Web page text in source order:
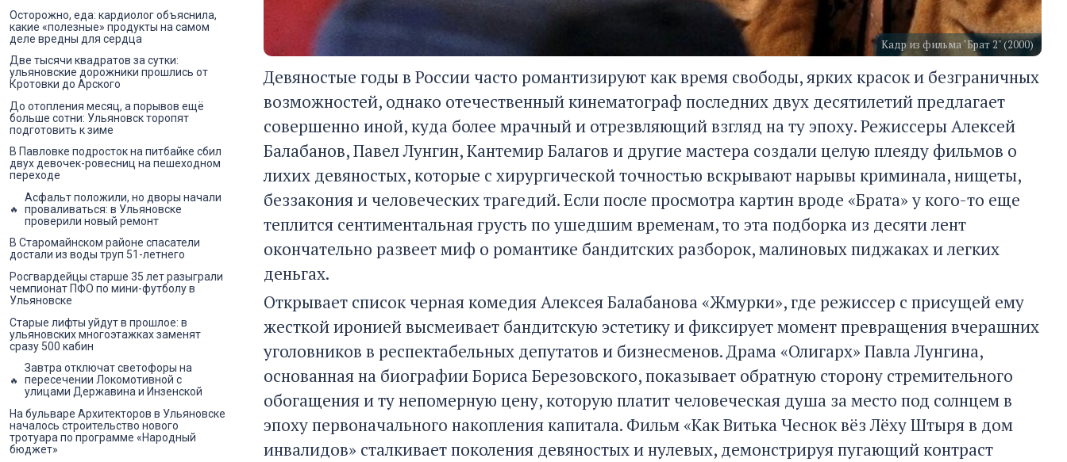
Кадр из фильма "Брат 2" (2000)
Девяностые годы в России часто романтизируют как время свободы, ярких красок и безграничных
возможностей, однако отечественный кинематограф последних двух десятилетий предлагает
совершенно иной, куда более мрачный и отрезвляющий взгляд на ту эпоху. Режиссеры Алексей
Балабанов, Павел Лунгин, Кантемир Балагов и другие мастера создали целую плеяду фильмов о
лихих девяностых, которые с хирургической точностью вскрывают нарывы криминала, нищеты,
беззакония и человеческих трагедий. Если после просмотра картин вроде «Брата» у кого-то еще
теплится сентиментальная грусть по ушедшим временам, то эта подборка из десяти лент
окончательно развеет миф о романтике бандитских разборок, малиновых пиджаках и легких
деньгах.
Открывает список черная комедия Алексея Балабанова «Жмурки», где режиссер с присущей ему
жесткой иронией высмеивает бандитскую эстетику и фиксирует момент превращения вчерашних
уголовников в респектабельных депутатов и бизнесменов. Драма «Олигарх» Павла Лунгина,
основанная на биографии Бориса Березовского, показывает обратную сторону стремительного
обогащения и ту непомерную цену, которую платит человеческая душа за место под солнцем в
эпоху первоначального накопления капитала. Фильм «Как Витька Чеснок вёз Лёху Штыря в дом
инвалидов» сталкивает поколения девяностых и нулевых, демонстрируя пугающий контраст
Осторожно, еда: кардиолог объяснила,
какие «полезные» продукты на самом
деле вредны для сердца
Две тысячи квадратов за сутки:
ульяновские дорожники прошлись от
Кротовки до Арского
До отопления месяц, а порывов ещё
больше сотни: Ульяновск торопят
подготовить к зиме
В Павловке подросток на питбайке сбил
двух девочек-ровесниц на пешеходном
переходе
Асфальт положили, но дворы начали
проваливаться: в Ульяновске
проверили новый ремонт
В Старомайнском районе спасатели
достали из воды труп 51-летнего
Росгвардейцы старше 35 лет разыграли
чемпионат ПФО по мини-футболу в
Ульяновске
Старые лифты уйдут в прошлое: в
ульяновских многоэтажках заменят
сразу 500 кабин
Завтра отключат светофоры на
пересечении Локомотивной с
улицами Державина и Инзенской
На бульваре Архитекторов в Ульяновске
началось строительство нового
тротуара по программе «Народный
бюджет»